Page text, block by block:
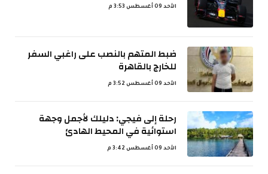
الأحد 09 أغسطس 3:53 م
ضبط المتهم بالنصب على راغبي السفر
للخارج بالقاهرة
الأحد 09 أغسطس 3:52 م
رحلة إلى فيجي: دليلك لأجمل وجهة
استوائية في المحيط الهادئ
الأحد 09 أغسطس 3:42 م